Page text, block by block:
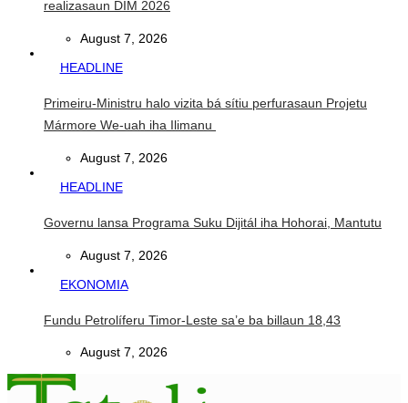
realizasaun DIM 2026
August 7, 2026
HEADLINE
Primeiru-Ministru halo vizita bá sítiu perfurasaun Projetu
Mármore We-uah iha Ilimanu
August 7, 2026
HEADLINE
Governu lansa Programa Suku Dijitál iha Hohorai, Mantutu
August 7, 2026
EKONOMIA
Fundu Petrolíferu Timor-Leste sa’e ba billaun 18,43
August 7, 2026